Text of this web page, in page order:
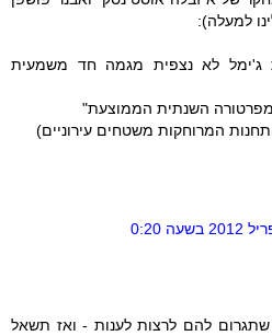
למעלה):
ג'ימל לא נצפית מגמה חד משמעית
השנתית הממוצעת"
המרוחקות משטחים עירוניים)
שתגרום להם לרצות לענות - ואז תשאל